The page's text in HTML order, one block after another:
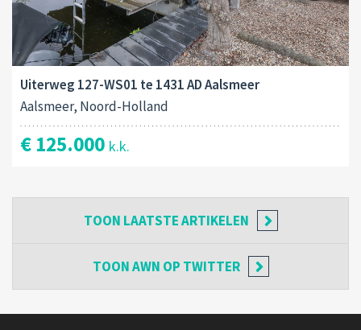
Uiterweg 127-WS01 te 1431 AD Aalsmeer
Aalsmeer, Noord-Holland
€ 125.000 k.k.
TOON LAATSTE ARTIKELEN
TOONAWN OP TWITTER